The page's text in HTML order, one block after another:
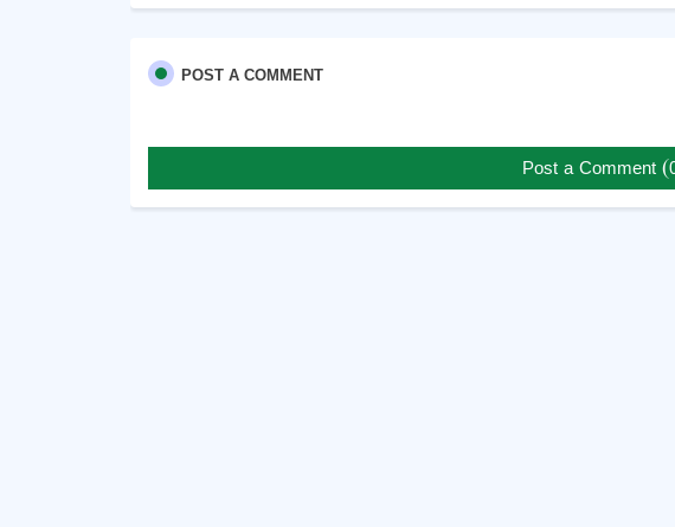
POST A COMMENT
Post a Comment